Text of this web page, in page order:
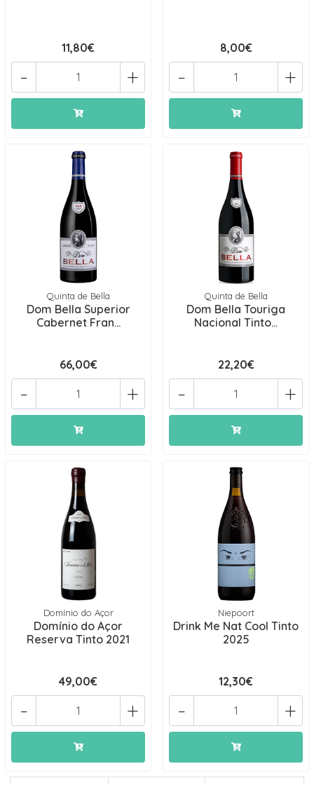
11,80€
+
-
8,00€
+
-
Quinta de Bella
Dom Bella Superior
Cabernet Fran...
66,00€
+
-
Quinta de Bella
Dom Bella Touriga
Nacional Tinto...
22,20€
+
-
Domínio do Açor
Domínio do Açor
Reserva Tinto 2021
49,00€
+
-
Niepoort
Drink Me Nat Cool Tinto
2025
12,30€
+
-